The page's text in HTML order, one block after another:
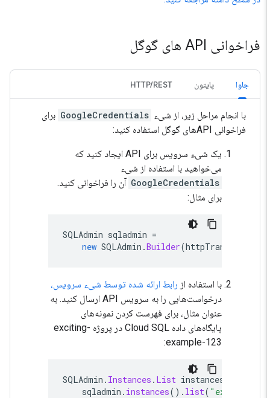
فراخوانی API های گوگل
جاوا پایتون HTTP/REST
با انجام مراحل زیر، از شیء GoogleCredentials برای
فراخوانی APIهای گوگل استفاده کنید:
یک شیء سرویس برای API ایجاد کنید که
می‌خواهید با استفاده از شیء
GoogleCredentials آن را فراخوانی کنید.
برای مثال:
SQLAdmin sqladmin
new
SQLAdmin.Builder(httpTransport
با استفاده ازرابط ارائه شده توسط شیء سرویس،
درخواست‌هایی را به سرویس API ارسال کنید. به
عنوان مثال، برای فهرست کردن نمونه‌های
پایگاه‌های داده Cloud SQL در پروژه exciting-
example-123:
SQLAdmin .Instances .List instances
sqladmin .instances ().list ( "exciting-